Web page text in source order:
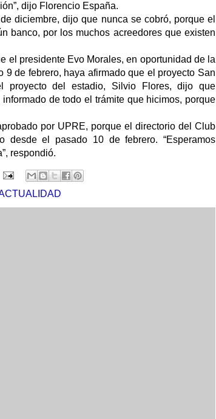
dijo Florencio España.
diciembre, dijo que nunca se cobró, porque el
banco, por los muchos acreedores que existen
el presidente Evo Morales, en oportunidad de la
de febrero, haya afirmado que el proyecto San
proyecto del estadio, Silvio Flores, dijo que
de todo el trámite que hicimos, porque
por UPRE, porque el directorio del Club
desde el pasado 10 de febrero. “Esperamos
respondió.